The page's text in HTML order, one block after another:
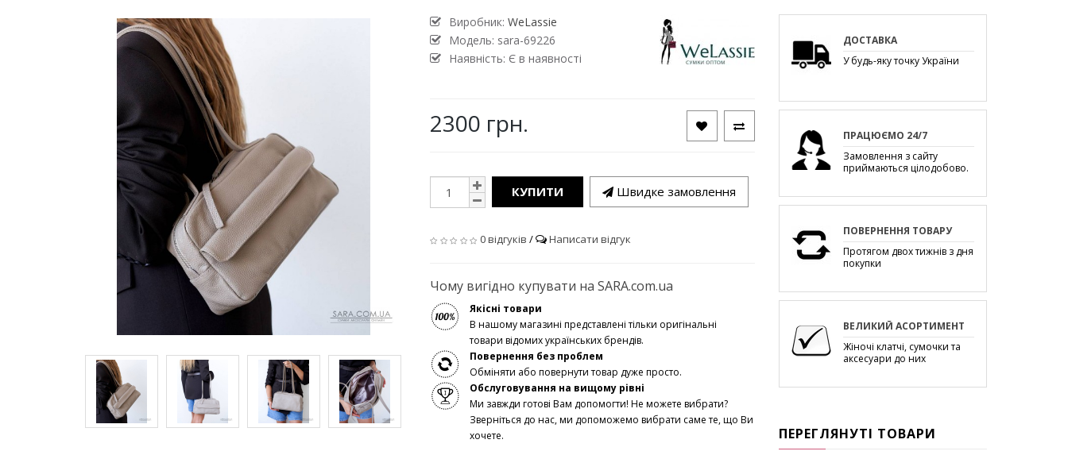
Виробник: WeLassie
Модель: sara-69226
Наявність: Є в наявності
2300 грн.
КУПИТИ Швидке замовлення
0 відгуків / Написати відгук
Чому вигідно купувати на SARA.com.ua
Якісні товари
В нашому магазині представлені тільки оригінальні
товари відомих українських брендів.
Повернення без проблем
Обміняти або повернути товар дуже просто.
Обслуговування на вищому рівні
Ми завжди готові Вам допомогти! Не можете вибрати?
Зверніться до нас, ми допоможемо вибрати саме те, що Ви
хочете.
ДОСТАВКА
У будь-яку точку України
ПРАЦЮЄМО 24/7
Замовлення з сайту
приймаються цілодобово.
ПОВЕРНЕННЯ ТОВАРУ
Протягом двох тижнів з дня
покупки
ВЕЛИКИЙ АСОРТИМЕНТ
Жіночі клатчі, сумочки та
аксесуари до них
ПЕРЕГЛЯНУТІ ТОВАРИ